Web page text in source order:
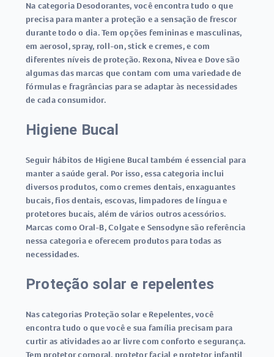
Na categoria Desodorantes, você encontra tudo o que
precisa para manter a proteção e a sensação de frescor
durante todo o dia. Tem opções femininas e masculinas,
em aerosol, spray, roll-on, stick e cremes, e com
diferentes níveis de proteção. Rexona, Nivea e Dove são
algumas das marcas que contam com uma variedade de
fórmulas e fragrâncias para se adaptar às necessidades
de cada consumidor.
Higiene Bucal
Seguir hábitos de Higiene Bucal também é essencial para
manter a saúde geral. Por isso, essa categoria inclui
diversos produtos, como cremes dentais, enxaguantes
bucais, fios dentais, escovas, limpadores de língua e
protetores bucais, além de vários outros acessórios.
Marcas como Oral-B, Colgate e Sensodyne são referência
nessa categoria e oferecem produtos para todas as
necessidades.
Proteção solar e repelentes
Nas categorias Proteção solar e Repelentes, você
encontra tudo o que você e sua família precisam para
curtir as atividades ao ar livre com conforto e segurança.
Tem protetor corporal, protetor facial e protetor infantil